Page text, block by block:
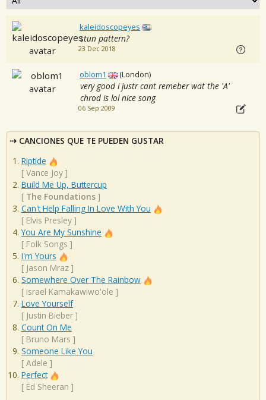
kaleidoscopeyes
stun pattern?
23 Dec 2018
oblom1 (London)
very good i justr cant remeber wat the 'A'
chrod is lol nice song
06 Sep 2009
CANCIONES QUE TE PUEDEN GUSTAR
Riptide
[ Vance Joy ]
Build Me Up, Buttercup
[ The Foundations ]
Can't Help Falling In Love With You
[ Elvis Presley ]
You Are My Sunshine
[ Folk Songs ]
I'm Yours
[ Jason Mraz ]
Somewhere Over The Rainbow
[ Israel Kamakawiwo'ole ]
Love Yourself
[ Justin Bieber ]
Count On Me
[ Bruno Mars ]
Someone Like You
[ Adele ]
Perfect
[ Ed Sheeran ]